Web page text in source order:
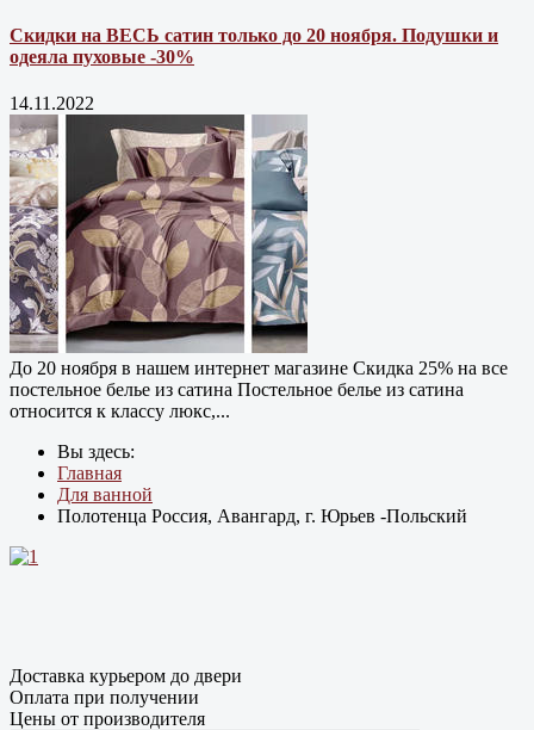
Скидки на ВЕСЬ сатин только до 20 ноября. Подушки и
одеяла пуховые -30%
14.11.2022
До 20 ноября в нашем интернет магазине Cкидка 25% на все
постельное белье из сатина Постельное белье из сатина
относится к классу люкс,...
Вы здесь:
Главная
Для ванной
Полотенца Россия, Авангард, г. Юрьев -Польский
Доставка курьером до двери
Оплата при получении
Цены от производителя